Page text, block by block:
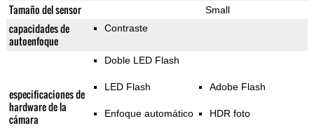
Tamaño del sensor Small
capacidades de
autoenfoque
Contraste
especificaciones de
hardware de la
cámara
Doble LED Flash
LED Flash
Enfoque automático
Adobe Flash
HDR foto